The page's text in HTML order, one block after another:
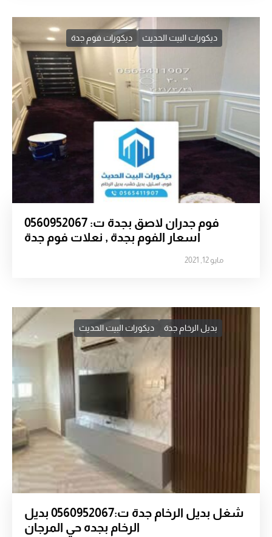
ديكورات البيت الحديث ديكورات فوم جدة
فوم جدران لاصق بجدة ت: 0560952067
اسعار الفوم بجدة , نعلات فوم جدة
مايو 12, 2021
بديل الرخام جدة ديكورات البيت الحديث
شغل بديل الرخام جدة ت:0560952067 بديل
الرخام بجده حي المرجان